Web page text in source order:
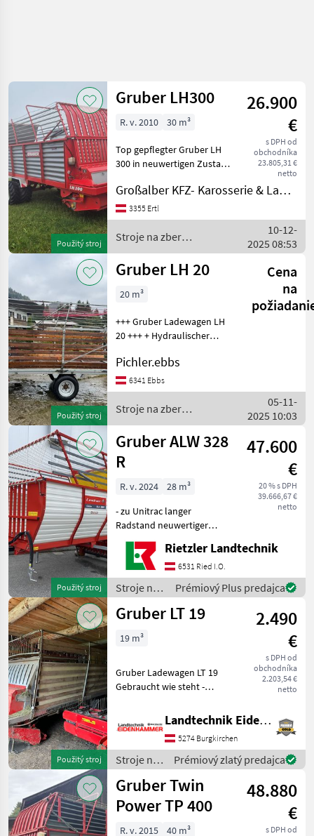
Použitý stroj
Gruber LH300
26.900
€
s DPH od
obchodníka
23.805,31 €
netto
R. v. 2010 30 m³
Top gepflegter Gruber LH
300 in neuwertigen Zustand
Vollausstattung.
Elektrohydraulische
Umschaltung der
Funktionen Hydraulische
Großalber KFZ- Karosserie & Landtechnik e.U.
3355 Ertl
Stroje na zber
objemových krmív /
Gruber
10-12-
2025 08:53
Použitý stroj
Gruber LH 20
Cena
na
20 m³
+++ Gruber Ladewagen LH
20 +++ + Hydraulischer
Zustand! Stroje na zber
objemových krmív Zberaci
prívesný voz
Pichler.ebbs
6341 Ebbs
Stroje na zber
objemových krmív /
Gruber
05-11-
2025 10:03
Použitý stroj
Gruber ALW 328
R
47.600
€
20 % s DPH
39.666,67 €
netto
R. v. 2024
28 m³
- zu Unitrac langer
Radstand neuwertiger
Zustand des ROTOR-
Aufbauladewagens hydr.
Heckklappe hydr. Pikcup
hydr. Kratzboden inkl.
Abstellstützen, Gelenkwell
Rietzler Landtechnik
6531 Ried I.O.
Stroje na
zber
objemových
krmív /
Gruber
Prémiový Plus predajca
Použitý stroj
Gruber LT 19
2.490
€
s DPH od
obchodníka
2.203,54 €
netto
19 m³
Gruber Ladewagen LT 19
Gebraucht wie steht -
Hydraulische Pick Up -
Weidwinkelgelenkwelle
Standort in 5621 St.Veit im
Pongau Privat
Landtechnik Eidenhammer GmbH
5274 Burgkirchen
Stroje na
zber
objemových
krmív /
Gruber
Prémiový zlatý predajca
Gruber Twin
Power TP 400
48.880
€
s DPH od
R. v. 2015
40 m³